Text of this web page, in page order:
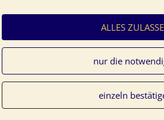
ALLES
nur die
einzeln